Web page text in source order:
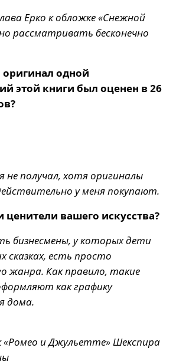
Ерко к обложке «Снежной
рассматривать бесконечно
одной
этой книги был оценен в 26
получал, хотя оригиналы
у меня покупают.
вашего искусства?
бизнесмены, у которых дети
сказках, есть просто
жанра. Как правило, такие
как графику
дома.
и Джульетте» Шекспира